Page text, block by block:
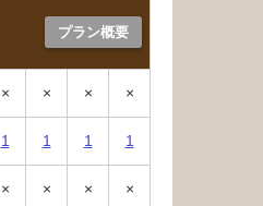
プラン概要
× × × ×
1 1 1 1
× × × ×